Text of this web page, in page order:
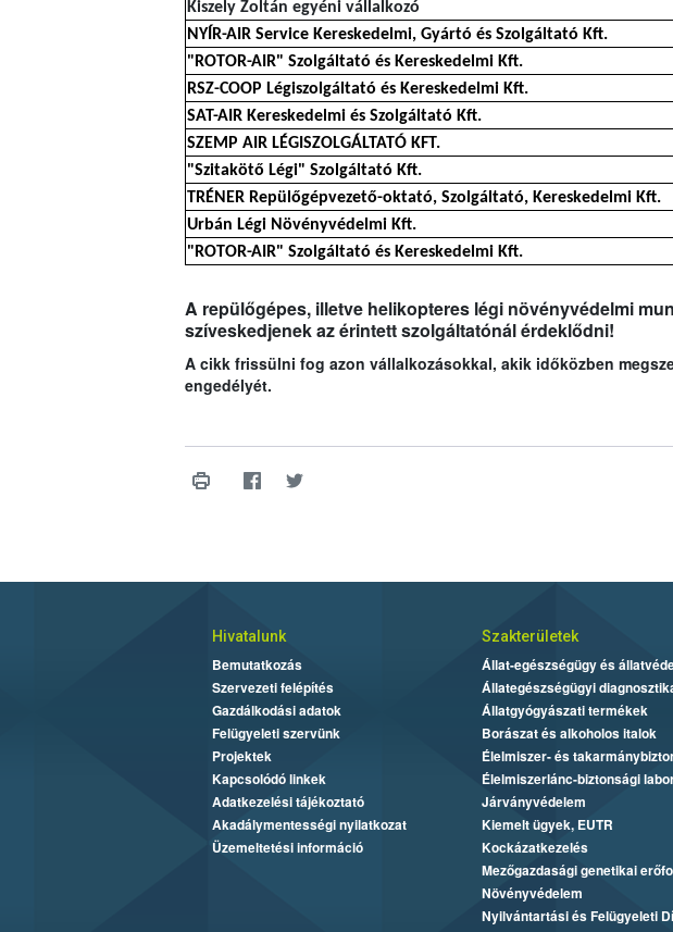
Kiszely Zoltán egyéni vállalkozó
NYÍR-AIR Service Kereskedelmi, Gyártó és Szolgáltató Kft.
"ROTOR-AIR" Szolgáltató és Kereskedelmi Kft.
RSZ-COOP Légiszolgáltató és Kereskedelmi Kft.
SAT-AIR Kereskedelmi és Szolgáltató Kft.
SZEMP AIR LÉGISZOLGÁLTATÓ KFT.
"Szitakötő Légi" Szolgáltató Kft.
TRÉNER Repülőgépvezető-oktató, Szolgáltató, Kereskedelmi Kft.
Urbán Légi Növényvédelmi Kft.
"ROTOR-AIR" Szolgáltató és Kereskedelmi Kft.
A repülőgépes, illetve helikopteres légi növényvédelmi
szíveskedjenek az érintett szolgáltatónál érdeklődni!
A cikk frissülni fog azon vállalkozásokkal, akik időközben
engedélyét.
Hivatalunk
Bemutatkozás
Szervezeti felépítés
Gazdálkodási adatok
Felügyeleti szervünk
Projektek
Kapcsolódó linkek
Adatkezelési tájékoztató
Akadálymentességi nyilatkozat
Üzemeltetési információ
Szakterületek
Állat-egészségügy és
Állategészségügyi
Állatgyógyászati termékek
Borászat és alkoholos italok
Élelmiszer- és
Élelmiszerlánc-biztonsági
Járványvédelem
Kiemelt ügyek, EUTR
Kockázatkezelés
Mezőgazdasági genetikai
Növényvédelem
Nyilvántartási és Felügyeleti